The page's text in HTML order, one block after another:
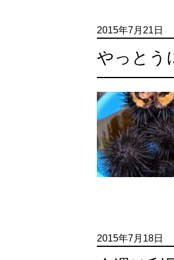
2015年7月21日
やっとう
2015年7月18日